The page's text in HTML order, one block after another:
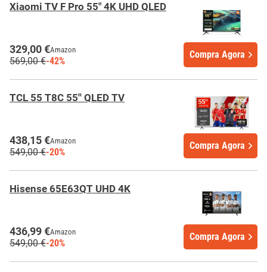
Xiaomi TV F Pro 55" 4K UHD QLED
329,00 €Amazon
569,00 €-42%
Compra Agora
TCL 55 T8C 55'' QLED TV
438,15 €Amazon
549,00 €-20%
Compra Agora
Hisense 65E63QT UHD 4K
436,99 €Amazon
549,00 €-20%
Compra Agora